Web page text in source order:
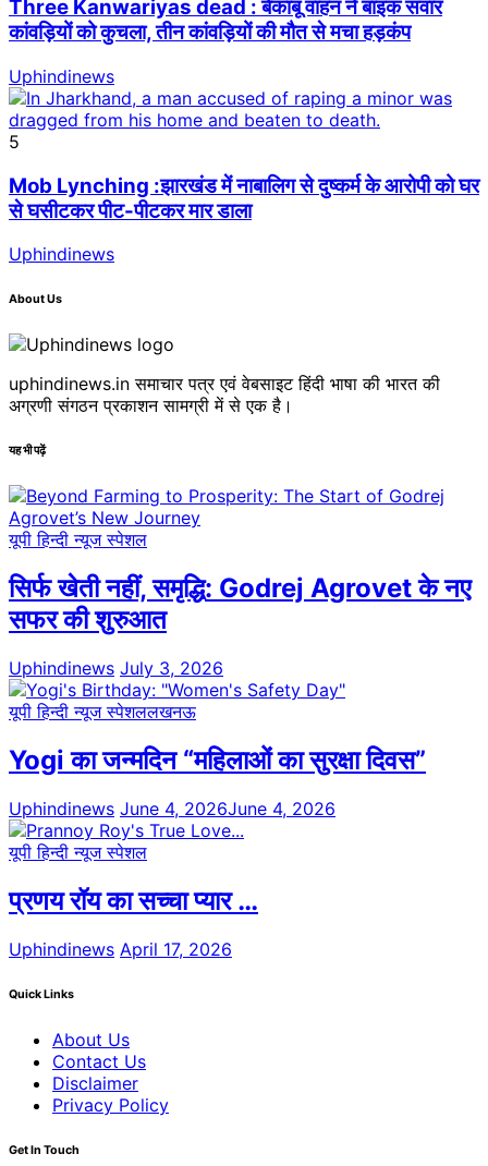
Three Kanwariyas dead : बेकाबू वाहन ने बाइक सवार
कांवड़ियों को कुचला, तीन कांवड़ियों की मौत से मचा हड़कंप
Uphindinews
5
Mob Lynching :झारखंड में नाबालिग से दुष्कर्म के आरोपी को घर
से घसीटकर पीट-पीटकर मार डाला
Uphindinews
About Us
uphindinews.in समाचार पत्र एवं वेबसाइट हिंदी भाषा की भारत की
अग्रणी संगठन प्रकाशन सामग्री में से एक है।
यह भी पढ़ें
यूपी हिन्दी न्यूज स्पेशल
सिर्फ खेती नहीं, समृद्धि: Godrej Agrovet के नए
सफर की शुरुआत
Uphindinews July 3, 2026
यूपी हिन्दी न्यूज स्पेशललखनऊ
Yogi का जन्मदिन “महिलाओं का सुरक्षा दिवस”
Uphindinews June 4, 2026June 4, 2026
यूपी हिन्दी न्यूज स्पेशल
प्रणय रॉय का सच्चा प्यार …
Uphindinews April 17, 2026
Quick Links
About Us
Contact Us
Disclaimer
Privacy Policy
Get In Touch